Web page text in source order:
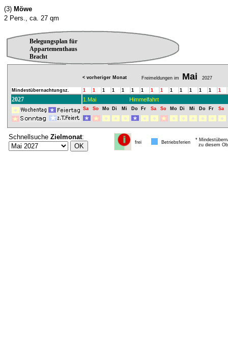
(3) Möwe
2 Pers., ca. 27 qm
Belegungsplan für
Appartementhaus
Bracht
< vorheriger Monat Freimeldungen im Mai 2027
Mindestübernachtungsz. 1 1 1 1 1 1 1 1 1 1 1 1 1 1 1
2027 1.Mai Himmelfahrt
Sa So Mo Di Mi Do Fr Sa So Mo Di Mi Do Fr Sa
Schnellsuche Zielmonat:
frei Betriebsferien
*
zu diesem